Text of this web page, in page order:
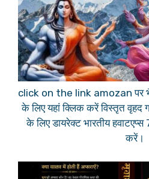
click on the link amozan पर
के लिए यहां क्लिक करें विस्तृत वृहद
के लिए डायरेक्ट भारतीय
करें।